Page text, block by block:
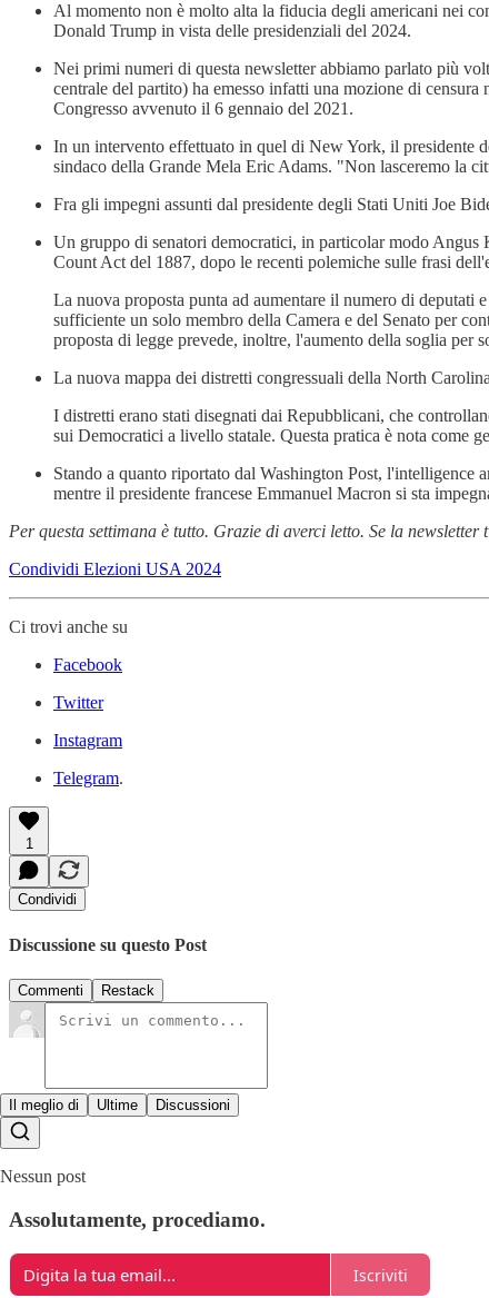
Al momento non è molto alta la fiducia degli americani nei
Donald Trump in vista delle presidenziali del 2024.
Nei primi numeri di questa newsletter abbiamo parlato più
centrale del partito) ha emesso infatti una mozione di
Congresso avvenuto il 6 gennaio del 2021.
In un intervento effettuato in quel di New York, il presidente
sindaco della Grande Mela Eric Adams. "Non lasceremo la
Fra gli impegni assunti dal presidente degli Stati Uniti Joe
Un gruppo di senatori democratici, in particolar modo
Count Act del 1887, dopo le recenti polemiche sulle frasi
La nuova proposta punta ad aumentare il numero di deputati
sufficiente un solo membro della Camera e del Senato per
proposta di legge prevede, inoltre, l'aumento della soglia per
La nuova mappa dei distretti congressuali della North
I distretti erano stati disegnati dai Repubblicani, che
sui Democratici a livello statale. Questa pratica è nota come
Stando a quanto riportato dal Washington Post, l'intelligence
mentre il presidente francese Emmanuel Macron si sta
Per questa settimana è tutto. Grazie di averci letto. Se la
Condividi Elezioni USA 2024
Ci trovi anche su
Facebook
Twitter
Instagram
Telegram.
1
Condividi
Discussione su questo Post
Commenti Restack
Il meglio di Ultime Discussioni
Nessun post
Assolutamente, procediamo.
Iscriviti